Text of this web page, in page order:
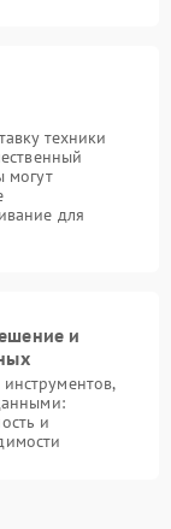
техники
могут
для
и
и